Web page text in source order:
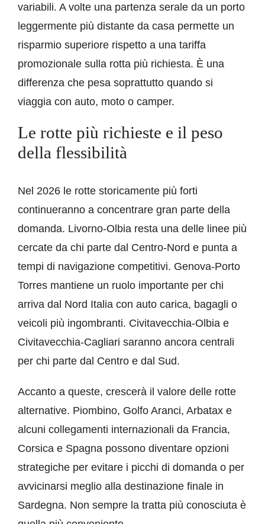
variabili. A volte una partenza serale da un porto
leggermente più distante da casa permette un
risparmio superiore rispetto a una tariffa
promozionale sulla rotta più richiesta. È una
differenza che pesa soprattutto quando si
viaggia con auto, moto o camper.
Le rotte più richieste e il peso
della flessibilità
Nel 2026 le rotte storicamente più forti
continueranno a concentrare gran parte della
domanda. Livorno-Olbia resta una delle linee più
cercate da chi parte dal Centro-Nord e punta a
tempi di navigazione competitivi. Genova-Porto
Torres mantiene un ruolo importante per chi
arriva dal Nord Italia con auto carica, bagagli o
veicoli più ingombranti. Civitavecchia-Olbia e
Civitavecchia-Cagliari saranno ancora centrali
per chi parte dal Centro e dal Sud.
Accanto a queste, crescerà il valore delle rotte
alternative. Piombino, Golfo Aranci, Arbatax e
alcuni collegamenti internazionali da Francia,
Corsica e Spagna possono diventare opzioni
strategiche per evitare i picchi di domanda o per
avvicinarsi meglio alla destinazione finale in
Sardegna. Non sempre la tratta più conosciuta è